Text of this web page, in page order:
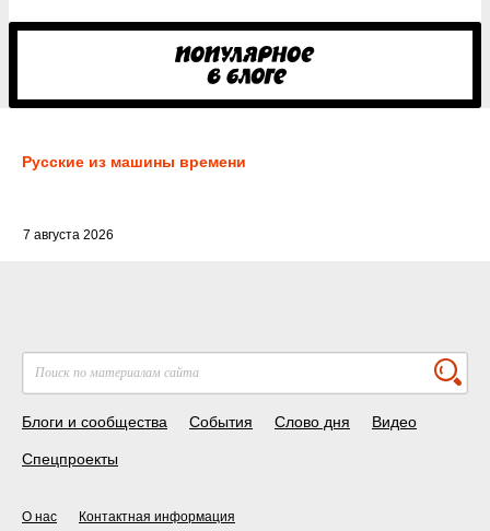
Русские из машины времени
7 августа 2026
Блоги и сообщества События Слово дня Видео
Спецпроекты
О нас Контактная информация